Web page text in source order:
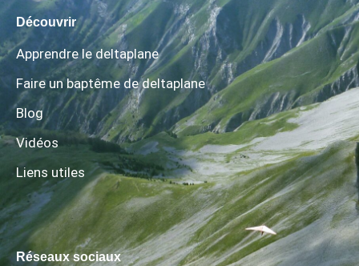
Découvrir
Apprendre le deltaplane
Faire un baptême de deltaplane
Blog
Vidéos
Liens utiles
Réseaux sociaux